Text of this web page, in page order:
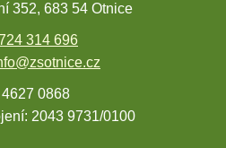
352, 683 54 Otnice
314 696
4627 0868
2043 9731/0100